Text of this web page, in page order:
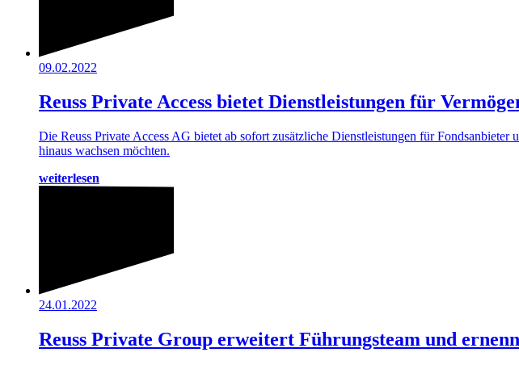
09.02.2022
Reuss Private Access bietet Dienstleistungen für
Die Reuss Private Access AG bietet ab sofort zusätzliche Dienstleistungen für
hinaus wachsen möchten.
weiterlesen
24.01.2022
Reuss Private Group erweitert Führungsteam und